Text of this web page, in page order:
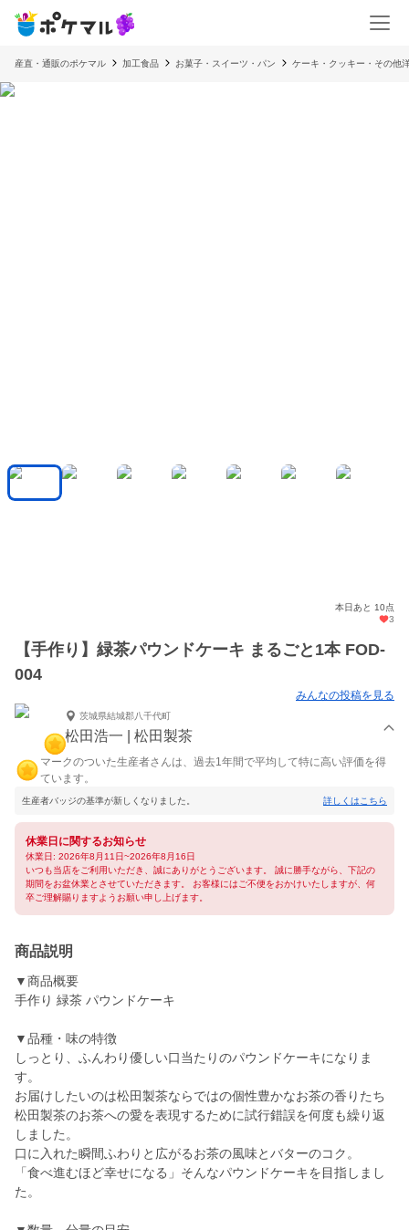
産直・通販のポケマル 加工食品 お菓子・スイーツ・パン ケーキ・クッキー・その他
本日あと 10点
3
【手作り】緑茶パウンドケーキ まるごと1本 FOD-
004
みんなの投稿を見る
茨城県結城郡八千代町
松田浩一 | 松田製茶
マークのついた生産者さんは、過去1年間で平均して特に高い評価を得
ています。
生産者バッジの基準が新しくなりました。 詳しくはこちら
休業日に関するお知らせ
休業日: 2026年8月11日~2026年8月16日
いつも当店をご利用いただき、誠にありがとうございます。 誠に勝手ながら、下記の
期間をお盆休業とさせていただきます。 お客様にはご不便をおかけいたしますが、何
卒ご理解賜りますようお願い申し上げます。
商品説明
▼商品概要
手作り 緑茶 パウンドケーキ
▼品種・味の特徴
しっとり、ふんわり優しい口当たりのパウンドケーキになりま
す。
お届けしたいのは松田製茶ならではの個性豊かなお茶の香りたち
松田製茶のお茶への愛を表現するために試行錯誤を何度も繰り返
しました。
口に入れた瞬間ふわりと広がるお茶の風味とバターのコク。
「食べ進むほど幸せになる」そんなパウンドケーキを目指しまし
た。